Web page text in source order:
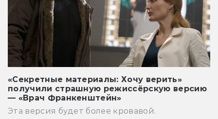
«Секретные материалы: Хочу верить»
получили страшную режиссёрскую версию
— «Врач Франкенштейн»
Эта версия будет более кровавой.